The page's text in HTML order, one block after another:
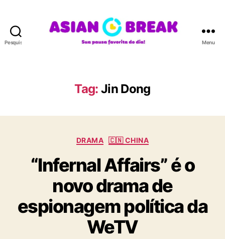
Pesquisar
A
N
R
A
Menu
Tag: Jin Dong
C
t
e
g
o
r
i
a
DRAMA 🇨🇳 CHINA
“Infernal Affairs” é o
novo drama de
espionagem política da
WeTV